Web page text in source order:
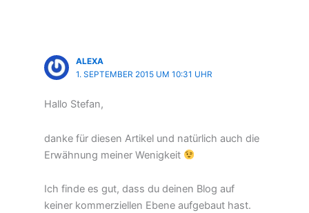
ALEXA
1. SEPTEMBER 2015 UM 10:31 UHR
Hallo Stefan,
danke für diesen Artikel und natürlich auch die
Erwähnung meiner Wenigkeit
Ich finde es gut, dass du deinen Blog auf
keiner kommerziellen Ebene aufgebaut hast.